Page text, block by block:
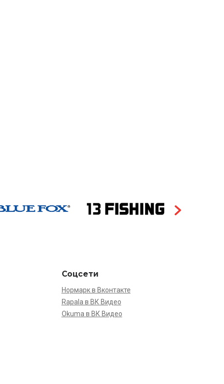
Соцсети
Нормарк в Вконтакте
Rapala в ВК Видео
Okuma в ВК Видео